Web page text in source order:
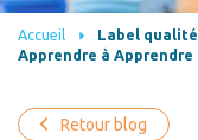
Accueil
Label
Apprendre à Apprendre
Retour blog